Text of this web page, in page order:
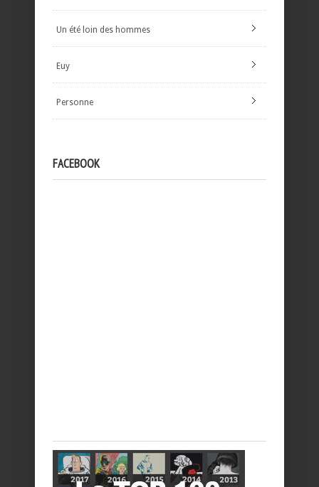
Un été loin des hommes
Euy
Personne
FACEBOOK